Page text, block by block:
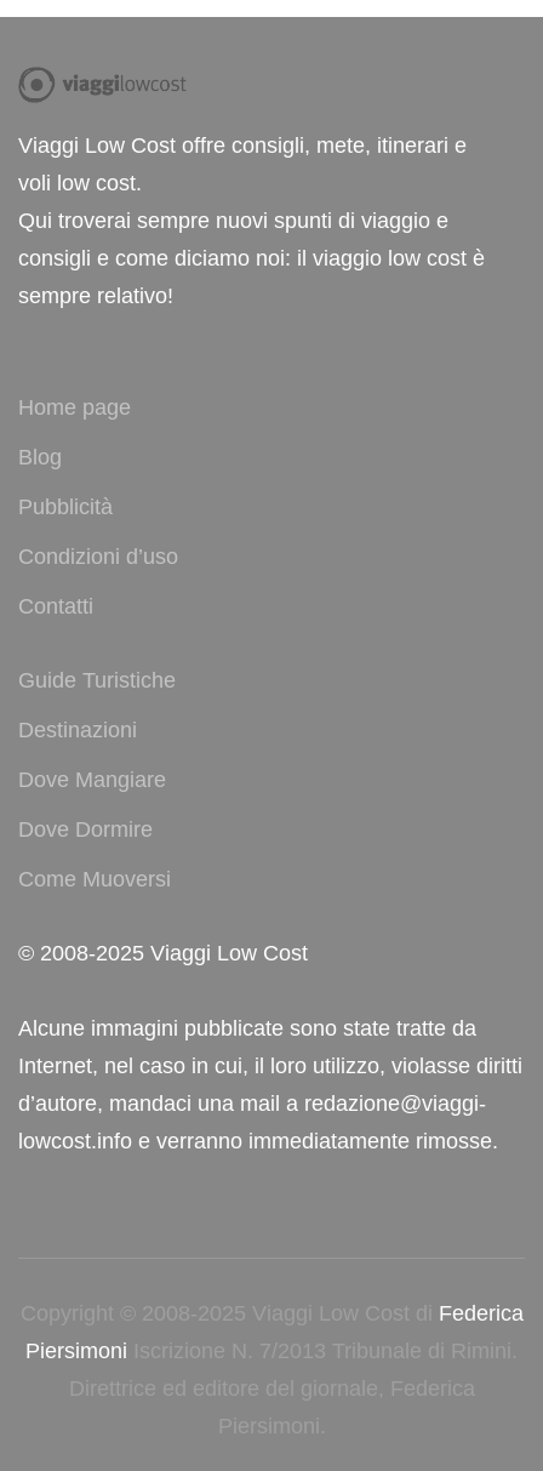
Viaggi Low Cost offre consigli, mete, itinerari e
voli low cost.
Qui troverai sempre nuovi spunti di viaggio e
consigli e come diciamo noi: il viaggio low cost è
sempre relativo!
Home page
Blog
Pubblicità
Condizioni d’uso
Contatti
Guide Turistiche
Destinazioni
Dove Mangiare
Dove Dormire
Come Muoversi
© 2008-2025 Viaggi Low Cost
Alcune immagini pubblicate sono state tratte da
Internet, nel caso in cui, il loro utilizzo, violasse diritti
d’autore, mandaci una mail a redazione@viaggi-
lowcost.info e verranno immediatamente rimosse.
Copyright © 2008-2025 Viaggi Low Cost di Federica
Piersimoni Iscrizione N. 7/2013 Tribunale di Rimini.
Direttrice ed editore del giornale, Federica
Piersimoni.